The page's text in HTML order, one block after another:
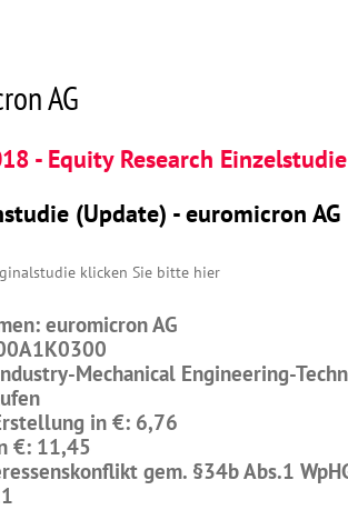
AG
- Equity Research
(Update) - euromicron AG
klicken Sie bitte hier
euromicron AG
Mechanical Engineering-
in €: 6,76
€: 11,45
gem. §34b Abs.1